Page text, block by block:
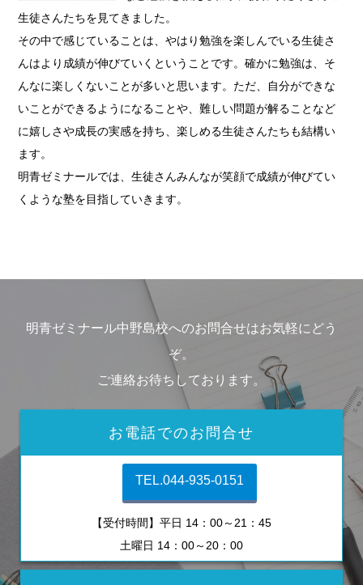
生徒さんたちを見てきました。
その中で感じていることは、やはり勉強を楽しんでいる生徒さ
んはより成績が伸びていくということです。確かに勉強は、そ
んなに楽しくないことが多いと思います。ただ、自分ができな
いことができるようになることや、難しい問題が解ることなど
に嬉しさや成長の実感を持ち、楽しめる生徒さんたちも結構い
ます。
明青ゼミナールでは、生徒さんみんなが笑顔で成績が伸びてい
くような塾を目指していきます。
明青ゼミナール中野島校へのお問合せはお気軽にどう
ぞ。
ご連絡お待ちしております。
お電話でのお問合せ
TEL.044-935-0151
【受付時間】平日 14：00～21：45
土曜日 14：00～20：00